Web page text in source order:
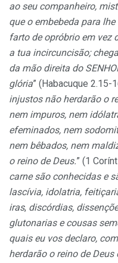
ao seu companheiro,
que o embebeda para
farto de opróbrio em vez
a tua incircuncisão;
da mão direita do
glória” (Habacuque 2.15-
injustos não herdarão o
nem impuros, nem
efeminados, nem
nem bêbados, nem
o reino de Deus.” (1
carne são conhecidas e
lascívia, idolatria,
iras, discórdias,
glutonarias e cousas
quais eu vos declaro,
herdarão o reino de